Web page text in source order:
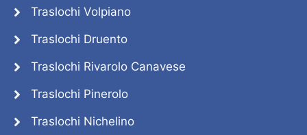
Traslochi Volpiano
Traslochi Druento
Traslochi Rivarolo Canavese
Traslochi Pinerolo
Traslochi Nichelino